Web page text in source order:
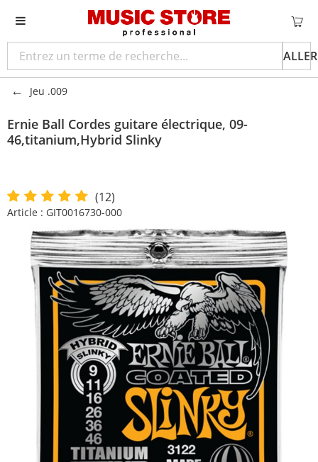
Jeu .009
Ernie Ball Cordes guitare électrique, 09-
46,titanium,Hybrid Slinky
(12)
Article : GIT0016730-000